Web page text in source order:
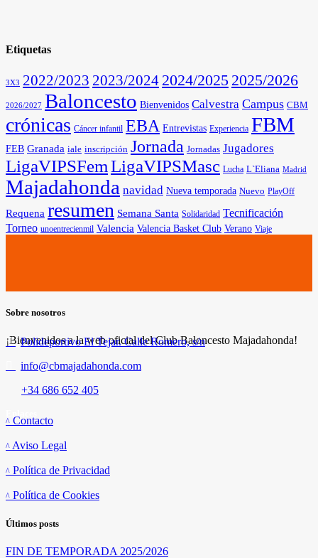
Etiquetas
3X3 2022/2023 2023/2024 2024/2025 2025/2026
2026/2027 Baloncesto Bienvenidos Calvestra Campus CBM
crónicas Cáncer infantil EBA Entrevistas Experiencia FBM
FEB Granada iale inscripción Jornada Jornadas Jugadores
LigaVIPSFemLigaVIPSMasc Lucha L`Eliana Madrid
Majadahonda navidad Nueva temporada Nuevo PlayOff
Requena resumen Semana Santa Solidaridad Tecnificación
Torneo unoentrecienmil Valencia Valencia Basket Club Verano Viaje
Sobre nosotros
¡Bienvenidos a la web oficial del Club Baloncesto Majadahonda!
Polideportivo El Tejar. Calle Romero, s/n
info@cbmajadahonda.com
+34 686 652 405
Contacto
Aviso Legal
Política de Privacidad
Política de Cookies
Últimos posts
FIN DE TEMPORADA 2025/2026